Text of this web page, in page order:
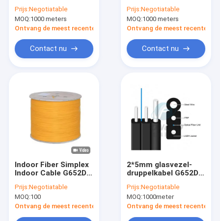
Gjsfjbv voor
Binnendistributie
Prijs:Negotiatable
MOQ:1000 meters
Ontvang de meest recente Prijs
Contact nu
Binnenvezel in Bundel
Prijs:Negotiatable
MOQ:1000 meters
Ontvang de meest recente
Contact nu
Indoor Fiber Simplex
Indoor Cable G652D
Fiber Optic
Communication
Cable
Prijs:Negotiatable
MOQ:100
Ontvang de meest recente Prijs
2*5mm glasvezel-
druppelkabel G652D
Buitenvlakkabel
Prijs:Negotiatable
MOQ:1000meter
Ontvang de meest recente